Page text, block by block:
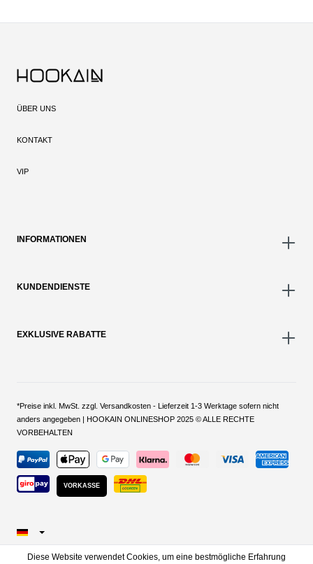
ÜBER UNS
KONTAKT
VIP
INFORMATIONEN
KUNDENDIENSTE
EXKLUSIVE RABATTE
*Preise inkl. MwSt. zzgl. Versandkosten - Lieferzeit 1-3 Werktage sofern nicht
anders angegeben | HOOKAIN ONLINESHOP 2025 © ALLE RECHTE
VORBEHALTEN
VORKASSE
Diese Website verwendet Cookies, um eine bestmögliche Erfahrung